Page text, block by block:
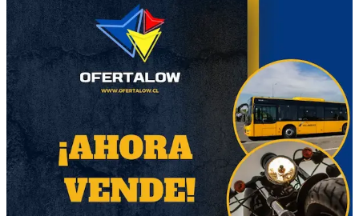
Marca Genérico
Modelo Genérico
Calificación del vendedor
Ylliasbell
Sin ventas